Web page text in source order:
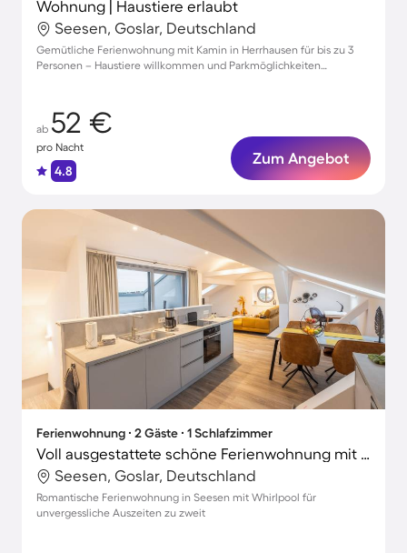
Wohnung | Haustiere erlaubt
Seesen, Goslar, Deutschland
Gemütliche Ferienwohnung mit Kamin in Herrhausen für bis zu 3
Personen – Haustiere willkommen und Parkmöglichkeiten
ab 52 €
pro Nacht
4.8
Zum Angebot
Ferienwohnung ∙ 2 Gäste ∙ 1 Schlafzimmer
Voll ausgestattete schöne Ferienwohnung mit Whirlpool
Seesen, Goslar, Deutschland
Romantische Ferienwohnung in Seesen mit Whirlpool für
unvergessliche Auszeiten zu zweit